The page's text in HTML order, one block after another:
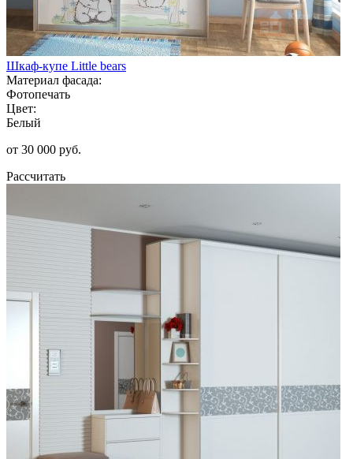
Шкаф-купе Little bears
Материал фасада:
Фотопечать
Цвет:
Белый
от 30 000 руб.
Рассчитать